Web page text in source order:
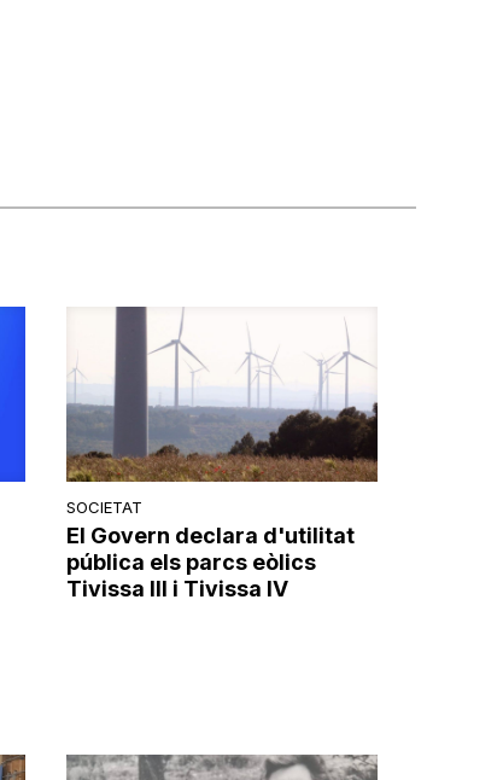
SOCIETAT
El Govern declara d'utilitat
pública els parcs eòlics
Tivissa III i Tivissa IV